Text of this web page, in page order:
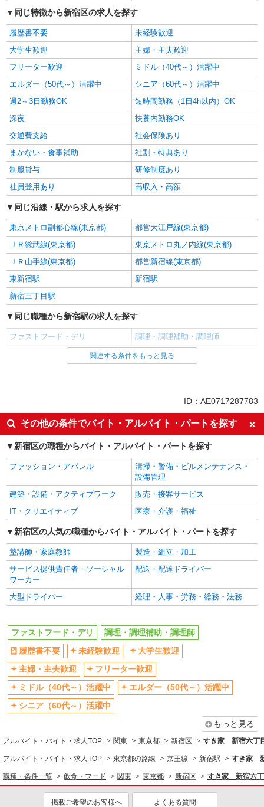
同じ特徴から新宿区の求人を探す
履歴書不要
未経験歓迎
大学生歓迎
主婦・主夫歓迎
フリーター歓迎
ミドル（40代～）活躍中
エルダー（50代～）活躍中
シニア（60代～）活躍中
週2～3日勤務OK
短時間勤務（1日4h以内）OK
深夜
扶養内勤務OK
交通費支給
社会保険あり
まかない・食事補助
社割・特典あり
制服貸与
研修制度あり
社員登用あり
高収入・高額
同じ沿線・駅から求人を探す
東京メトロ副都心線(東京都)
都営大江戸線(東京都)
ＪＲ総武線(東京都)
東京メトロ丸ノ内線(東京都)
ＪＲ山手線(東京都)
都営新宿線(東京都)
東新宿駅
新宿駅
新宿三丁目駅
同じ職種から新宿駅の求人を探す
ファストフード・デリ 調理・調理補助・調理師
同じ雇用形態から新宿駅の求人を探す
履歴書不要
未経験歓迎
大学生歓迎
主婦・主夫歓迎
フリーター歓迎
ミドル（40代～）活躍中
エルダー（50代～）活躍中
シニア（60代～）活躍中
週2～3日勤務OK
短時間勤務（1日4h以内）OK
深夜
扶養内勤務OK
交通費支給
社会保険あり
まかない・食事補助
社割・特典あり
制服貸与
研修制度あり
社員登用あり
高収入・高額
同じ職種から求人を探す
ファストフード・デリ
調理・調理補助・調理師
同じ特徴から求人を探す
未経験歓迎
大学生歓迎
ミドル（40代～）活躍中
週2～3日勤務OK
短時間勤務（1日4h以内）OK
社会保険あり
まかない・食事補助
社員登用あり
関連する条件をもっと見る
ID：AE0717287783
その他の条件でバイト・アルバイト・パートを探す
新宿区の職種からバイト・アルバイト・パートを探す
ファッション・アパレル
清掃・警備・ビルメンテナンス・
設備管理
建築・設備・アクティブワーク
販売・接客サービス
IT・クリエイティブ
医療・介護・福祉
新宿区の人気の職種からバイト・アルバイト・パートを探す
塾講師・家庭教師
製造・組立・加工
サービス提供責任者・ソーシャル
ワーカー
配送・配達ドライバー
大型ドライバー 経理・人事・労務・総務・法務
ファストフード・デリ
調理・調理補助・調理師
履歴書不要
未経験歓迎
大学生歓迎
主婦・主夫歓迎
フリーター歓迎
ミドル（40代～）活躍中
エルダー（50代～）活躍中
シニア（60代～）活躍中
もっと見る
アルバイト・バイト・求人TOP 関東 東京都 新宿区 すき家 新宿六丁
アルバイト・バイト・求人TOP 東京都の路線 京王線 新宿駅 すき家
職種・条件一覧 飲食・フード 関東 東京都 新宿区 すき家 新宿六丁
掲載ご希望のお客様へ よくある質問